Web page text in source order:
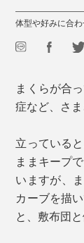
体型や好みに合
まくらが合
症など、さ
立っている
ままキープ
いますが、
カーブを描
と、敷布団